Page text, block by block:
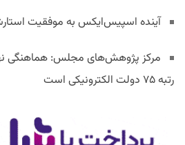
آینده اسپیس‌ایکس به موفقیت
مرکز پژوهش‌های مجلس: هماهنگی
رتبه ۷۵ دولت الکترونیکی است